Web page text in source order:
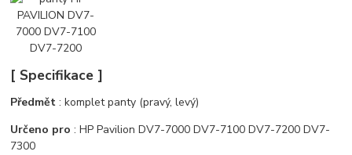
[ Specifikace ]
Předmět : komplet panty (pravý, levý)
Určeno pro : HP Pavilion DV7-7000 DV7-7100 DV7-7200 DV7-
7300